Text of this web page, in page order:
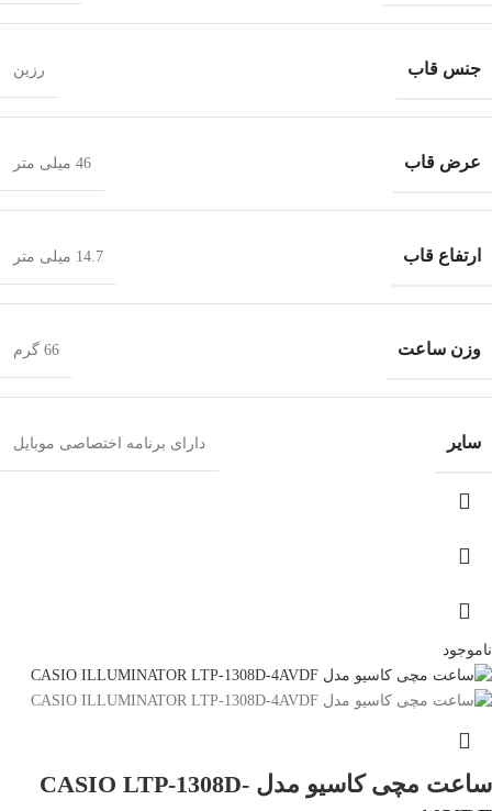
جنس قاب رزین
عرض قاب 46 میلی متر
ارتفاع قاب 14.7 میلی متر
وزن ساعت 66 گرم
سایر دارای برنامه اختصاصی موبایل
ناموجود
ساعت مچی کاسیو مدل CASIO LTP-1308D-